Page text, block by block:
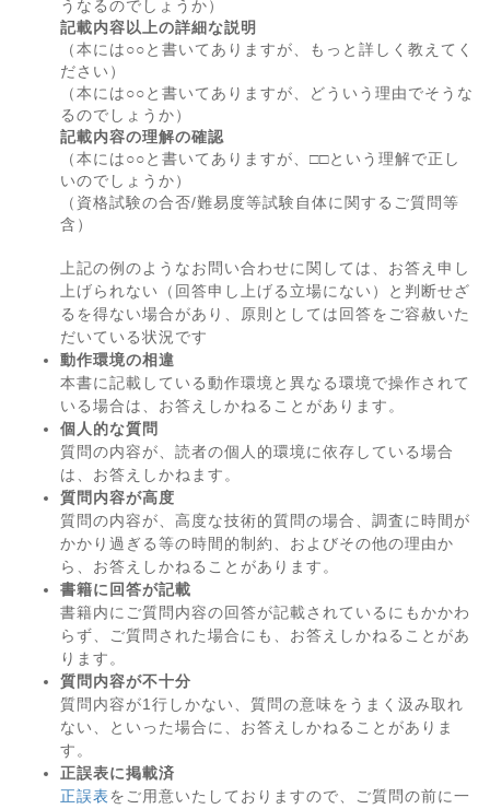
うなるのでしょうか）
記載内容以上の詳細な説明
（本には○○と書いてありますが、もっと詳しく教えてく
ださい）
（本には○○と書いてありますが、どういう理由でそうな
るのでしょうか）
記載内容の理解の確認
（本には○○と書いてありますが、□□という理解で正し
いのでしょうか）
（資格試験の合否/難易度等試験自体に関するご質問等
含）
上記の例のようなお問い合わせに関しては、お答え申し
上げられない（回答申し上げる立場にない）と判断せざ
るを得ない場合があり、原則としては回答をご容赦いた
だいている状況です
動作環境の相違
本書に記載している動作環境と異なる環境で操作されて
いる場合は、お答えしかねることがあります。
個人的な質問
質問の内容が、読者の個人的環境に依存している場合
は、お答えしかねます。
質問内容が高度
質問の内容が、高度な技術的質問の場合、調査に時間が
かかり過ぎる等の時間的制約、およびその他の理由か
ら、お答えしかねることがあります。
書籍に回答が記載
書籍内にご質問内容の回答が記載されているにもかかわ
らず、ご質問された場合にも、お答えしかねることがあ
ります。
質問内容が不十分
質問内容が1行しかない、質問の意味をうまく汲み取れ
ない、といった場合に、お答えしかねることがありま
す。
正誤表に掲載済
正誤表をご用意いたしておりますので、ご質問の前に一